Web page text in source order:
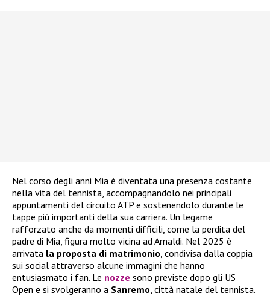
Nel corso degli anni Mia è diventata una presenza costante
nella vita del tennista, accompagnandolo nei principali
appuntamenti del circuito ATP e sostenendolo durante le
tappe più importanti della sua carriera. Un legame
rafforzato anche da momenti difficili, come la perdita del
padre di Mia, figura molto vicina ad Arnaldi. Nel 2025 è
arrivata la proposta di matrimonio , condivisa dalla coppia
sui social attraverso alcune immagini che hanno
entusiasmato i fan. Le nozze sono previste dopo gli US
Open e si svolgeranno a Sanremo , città natale del tennista.